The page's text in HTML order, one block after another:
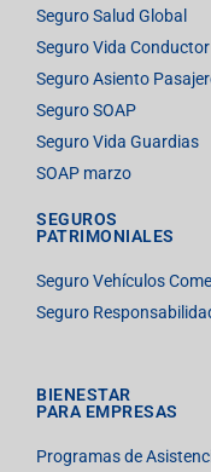
Seguro Salud Global
Seguro Vida Conductor
Seguro Asiento
Seguro SOAP
Seguro Vida Guardias
SOAP marzo
SEGUROS
PATRIMONIALES
Seguro Vehículos
Seguro
BIENESTAR
PARA EMPRESAS
Programas de